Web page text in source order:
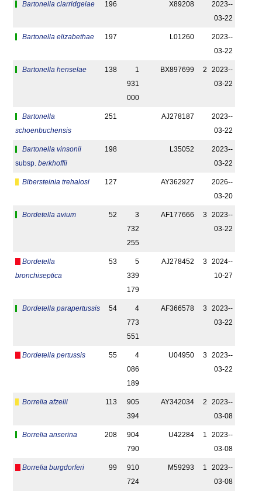
Bartonella clarridgeiae 196 X89208
2023-­
03-22
Bartonella elizabethae 197 L01260
2023-­
03-22
Bartonella henselae 138
1
931
000
BX897699 2
2023-­
03-22
Bartonella
schoenbuchensis
251 AJ278187
2023-­
03-22
Bartonella vinsonii
subsp. berkhoffii
198 L35052
2023-­
03-22
Bibersteinia trehalosi 127 AY362927
2026-­
03-20
Bordetella avium 52
3
732
255
AF177666 3
2023-­
03-22
Bordetella
bronchiseptica
53
5
339
179
AJ278452 3
2024-­
10-27
Bordetella parapertussis 54
4
773
551
AF366578 3
2023-­
03-22
Bordetella pertussis 55
4
086
189
U04950 3
2023-­
03-22
Borrelia afzelii 113
905
394
AY342034 2
2023-­
03-08
Borrelia anserina 208
904
790
U42284 1
2023-­
03-08
Borrelia burgdorferi 99
910
724
M59293 1
2023-­
03-08